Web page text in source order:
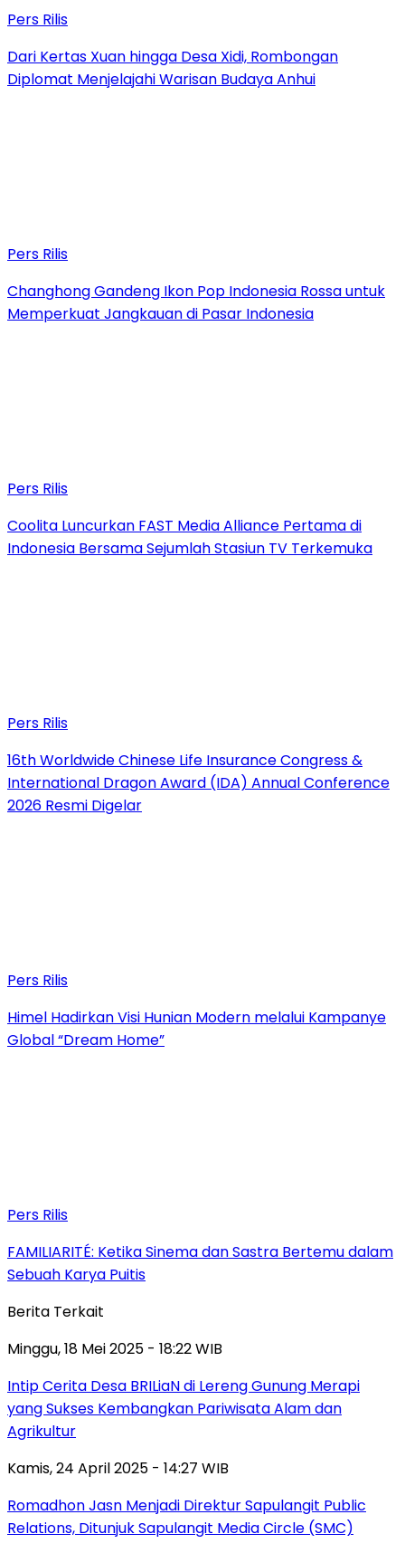
Pers Rilis
Dari Kertas Xuan hingga Desa Xidi, Rombongan
Diplomat Menjelajahi Warisan Budaya Anhui
Pers Rilis
Changhong Gandeng Ikon Pop Indonesia Rossa untuk
Memperkuat Jangkauan di Pasar Indonesia
Pers Rilis
Coolita Luncurkan FAST Media Alliance Pertama di
Indonesia Bersama Sejumlah Stasiun TV Terkemuka
Pers Rilis
16th Worldwide Chinese Life Insurance Congress &
International Dragon Award (IDA) Annual Conference
2026 Resmi Digelar
Pers Rilis
Himel Hadirkan Visi Hunian Modern melalui Kampanye
Global “Dream Home”
Pers Rilis
FAMILIARITÉ: Ketika Sinema dan Sastra Bertemu dalam
Sebuah Karya Puitis
Berita Terkait
Minggu, 18 Mei 2025 - 18:22 WIB
Intip Cerita Desa BRILiaN di Lereng Gunung Merapi
yang Sukses Kembangkan Pariwisata Alam dan
Agrikultur
Kamis, 24 April 2025 - 14:27 WIB
Romadhon Jasn Menjadi Direktur Sapulangit Public
Relations, Ditunjuk Sapulangit Media Circle (SMC)